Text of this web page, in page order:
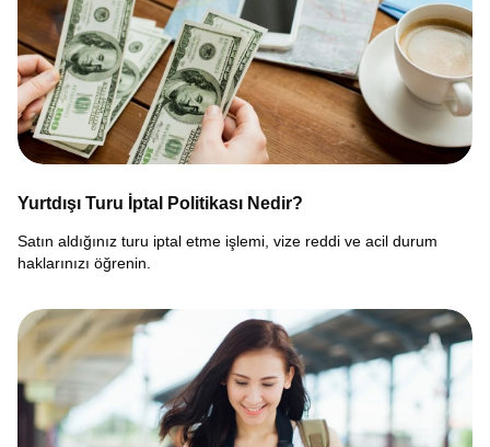
Yurtdışı Turu İptal Politikası Nedir?
Satın aldığınız turu iptal etme işlemi, vize reddi ve acil durum
haklarınızı öğrenin.